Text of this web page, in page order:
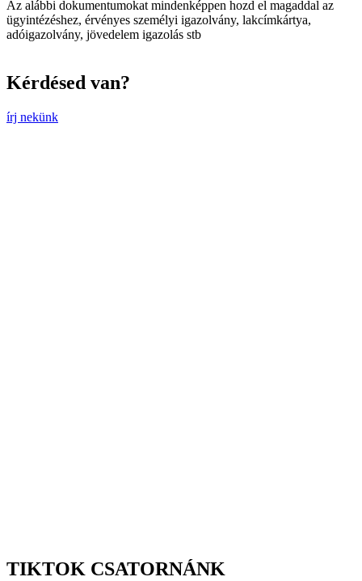
Az alábbi dokumentumokat mindenképpen hozd el magaddal az
ügyintézéshez, érvényes személyi igazolvány, lakcímkártya,
adóigazolvány, jövedelem igazolás stb
Kérdésed van?
írj nekünk
TIKTOK CSATORNÁNK